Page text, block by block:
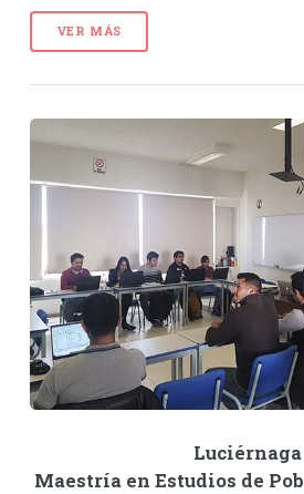
VER MÁS
Luciérnaga
Maestría en Estudios de